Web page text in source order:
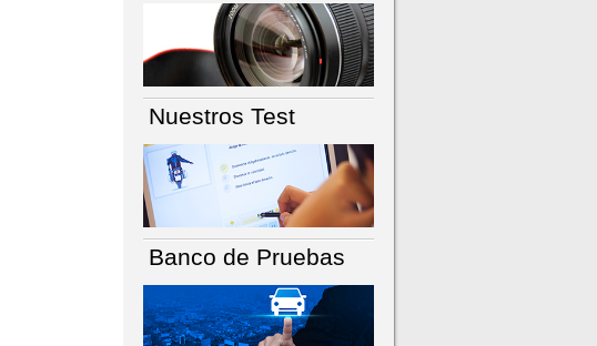
Nuestros Test
Banco de Pruebas